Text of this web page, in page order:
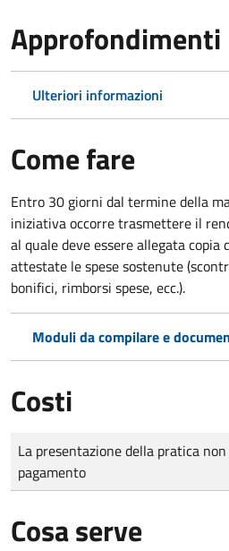
Approfondimenti
Ulteriori informazioni
Come fare
Entro 30 giorni dal termine della
iniziativa occorre trasmettere il
al quale deve essere allegata copia
attestate le spese sostenute
bonifici, rimborsi spese, ecc.).
Moduli da compilare e
Costi
Tipo di pagamento
Importo
La presentazione della pratica
pagamento
Cosa serve